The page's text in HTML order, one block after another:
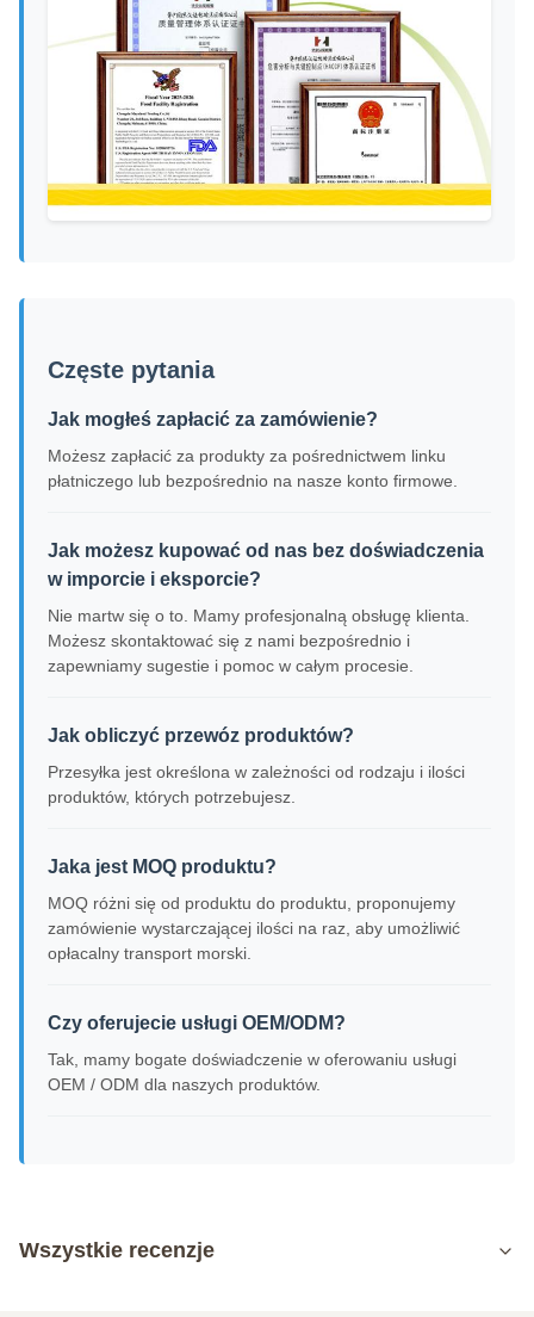
Częste pytania
Jak mogłeś zapłacić za zamówienie?
Możesz zapłacić za produkty za pośrednictwem linku
płatniczego lub bezpośrednio na nasze konto firmowe.
Jak możesz kupować od nas bez doświadczenia
w imporcie i eksporcie?
Nie martw się o to. Mamy profesjonalną obsługę klienta.
Możesz skontaktować się z nami bezpośrednio i
zapewniamy sugestie i pomoc w całym procesie.
Jak obliczyć przewóz produktów?
Przesyłka jest określona w zależności od rodzaju i ilości
produktów, których potrzebujesz.
Jaka jest MOQ produktu?
MOQ różni się od produktu do produktu, proponujemy
zamówienie wystarczającej ilości na raz, aby umożliwić
opłacalny transport morski.
Czy oferujecie usługi OEM/ODM?
Tak, mamy bogate doświadczenie w oferowaniu usługi
OEM / ODM dla naszych produktów.
Wszystkie recenzje